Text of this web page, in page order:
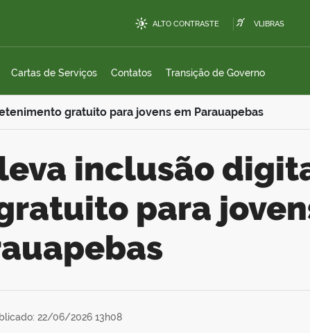
ALTO CONTRASTE VLIBRAS
Cartas de Serviços Contatos Transição de Governo
gratuito para jovens em Parauapebas
para
22/06/2026 13h08